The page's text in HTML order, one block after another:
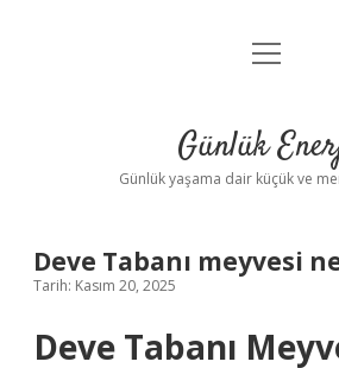
Anasayfa
Yasal Uyarı
menüyü
Günlük
Günlük yaşama dair küçük ve
Deve Tabanı meyvesi
Tarih: Kasım 20, 2025
Deve Tabanı